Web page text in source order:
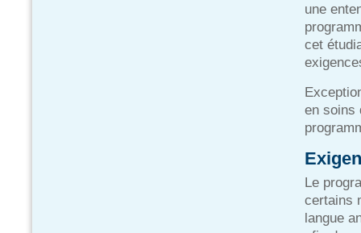
une
cet
en soins
Le
certains
langue